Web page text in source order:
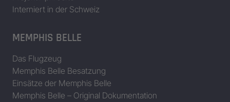
Interniert in der Schweiz
MEMPHIS BELLE
Das Flugzeug
Memphis Belle Besatzung
Einsätze der Memphis Belle
Memphis Belle – Original Dokumentation